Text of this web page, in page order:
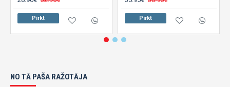
Pirkt Pirkt
NO TĀ PAŠA RAŽOTĀJA